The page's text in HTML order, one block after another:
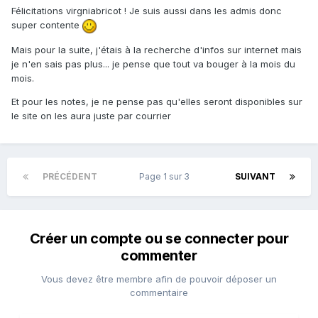
Félicitations virgniabricot ! Je suis aussi dans les admis donc
super contente
Mais pour la suite, j'étais à la recherche d'infos sur internet mais
je n'en sais pas plus... je pense que tout va bouger à la mois du
mois.
Et pour les notes, je ne pense pas qu'elles seront disponibles sur
le site on les aura juste par courrier
PRÉCÉDENT SUIVANT
Page 1 sur 3
Créer un compte ou se connecter pour
commenter
Vous devez être membre afin de pouvoir déposer un
commentaire